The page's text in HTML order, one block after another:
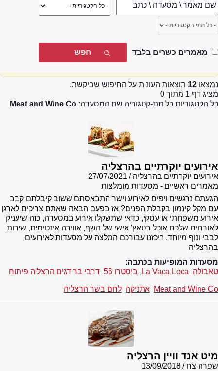
מאמרים כשרים בלבד
נמצאו 12 תוצאות העונות על החיפוש שביקשת.
מציג דף 1 מתוך 0
כל הקטגוריות כל תת-קטגוריה שם המסעדה: Meat and Wine Co
אירועים יוקרתיים בהרצליה
אירועים יוקרתיים בהרצליה
27/07/2021
מאמרים ראשיים - מסעדות מומלצות
הגעתם נרגשים ויפים לאירוע וישר התבאסתם ששוב קיבלתם קבב
עם מקל קינמון בקבלת הפנים? אז בפעם הבאה שאתם צריכים לארגן
אירוע משפחתי או עסקי, כדאי שתשקלו אירוע במסעדה, כזה שיעניק
לאורחים שלכם אוכל בטאץ' אישי של השף, אווירה אינטימית, שירות
לבבי ונוף מיוחד. ריכזנו עבורכם המלצה על מסעדות לאירועים
בהרצליה
מסעדות המופיעות בכתבה:
טאבולה La Vaca Loca ביסטרו 56 דרבי בר דגים הרצליה פיתוח
Meat and Wine Co אתניקה לחם בשר הרצליה
מיט אנד וויין הרצליה
שפרה צח
13/09/2018